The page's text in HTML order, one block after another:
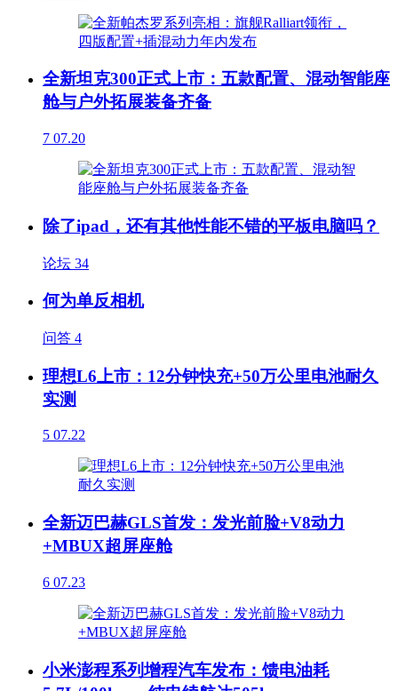
全新坦克300正式上市：五款配置、混动智能座
舱与户外拓展装备齐备
7 07.20
除了ipad，还有其他性能不错的平板电脑吗？
论坛 34
何为单反相机
问答 4
理想L6上市：12分钟快充+50万公里电池耐久
实测
5 07.22
全新迈巴赫GLS首发：发光前脸+V8动力
+MBUX超屏座舱
6 07.23
小米澎程系列增程汽车发布：馈电油耗